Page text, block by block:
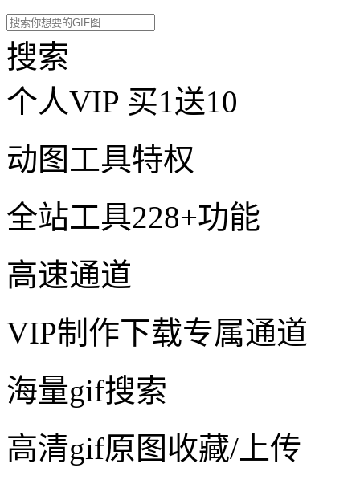
搜索
个人VIP 买1送10
动图工具特权
全站工具228+功能
高速通道
VIP制作下载专属通道
海量gif搜索
高清gif原图收藏/上传